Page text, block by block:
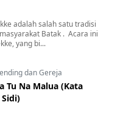
adalah salah satu tradisi
Batak . Acara ini
yang bi...
dan Gereja
Tu Na Malua (Kata